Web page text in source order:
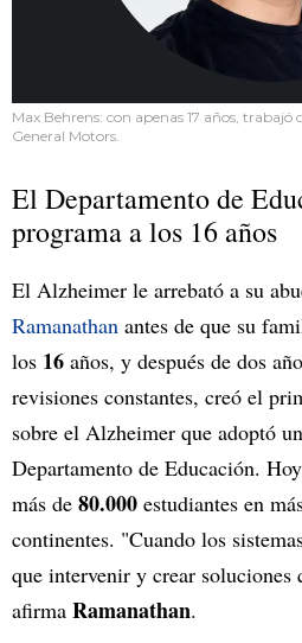
Max Behrens: con apenas 17 años, trabajó
General Motors.
El Departamento de
programa a los 16 años
El Alzheimer le arrebató a su
Ramanathan antes de que su
los 16 años, y después de dos
revisiones constantes, creó el
sobre el Alzheimer que adoptó
Departamento de Educación.
más de 80.000 estudiantes en
continentes. "Cuando los
que intervenir y crear soluciones
afirma Ramanathan.